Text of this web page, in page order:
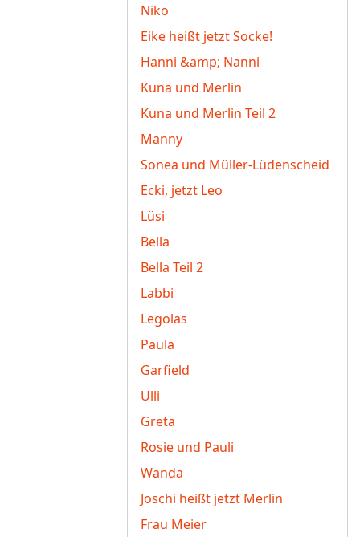
Niko
Eike heißt jetzt Socke!
Hanni &amp; Nanni
Kuna und Merlin
Kuna und Merlin Teil 2
Manny
Sonea und Müller-Lüdenscheid
Ecki, jetzt Leo
Lüsi
Bella
Bella Teil 2
Labbi
Legolas
Paula
Garfield
Ulli
Greta
Rosie und Pauli
Wanda
Joschi heißt jetzt Merlin
Frau Meier